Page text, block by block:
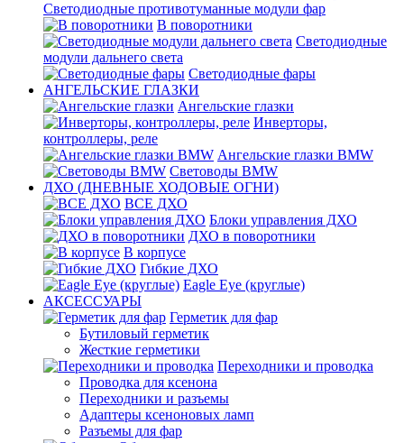
Светодиодные противотуманные модули фар
В поворотники
Светодиодные
модули дальнего света
Светодиодные фары
АНГЕЛЬСКИЕ ГЛАЗКИ
Ангельские глазки
Инверторы,
контроллеры, реле
Ангельские глазки BMW
Световоды BMW
ДХО (ДНЕВНЫЕ ХОДОВЫЕ ОГНИ)
ВСЕ ДХО
Блоки управления ДХО
ДХО в поворотники
В корпусе
Гибкие ДХО
Eagle Eye (круглые)
АКСЕССУАРЫ
Герметик для фар
Бутиловый герметик
Жесткие герметики
Переходники и проводка
Проводка для ксенона
Переходники и разъемы
Адаптеры ксеноновых ламп
Разъемы для фар